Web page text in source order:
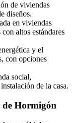
de viviendas
diseños.
en viviendas
altos estándares
y el
con opciones
social,
de la casa.
de Hormigón